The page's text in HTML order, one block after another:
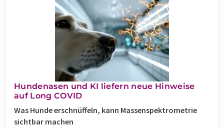
Hundenasen und KI liefern neue Hinweise
auf Long COVID
Was Hunde erschnüffeln, kann Massenspektrometrie
sichtbar machen